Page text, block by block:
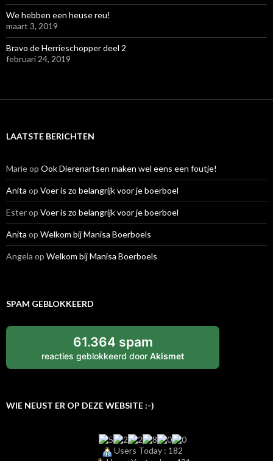
We hebben een heuse reu!
maart 3, 2019
Bravo de Herrieschopper deel 2
februari 24, 2019
LAATSTE BERICHTEN
Marieop Ook Dierenartsen maken wel eens een foutje!
Anita op Voer is zo belangrijk voor je boerboel
Esterop Voer is zo belangrijk voor je boerboel
Anita op Welkom bij Manisa Boerboels
Angela op Welkom bij Manisa Boerboels
SPAM GEBLOKKEERD
61.364 spam
reacties geblokkeerd door Akismet
WIE NEUST ER OP DEZE WEBSITE :-)
Users Today : 182